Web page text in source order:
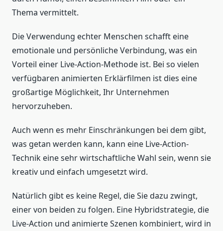
Thema vermittelt.
Die Verwendung echter Menschen schafft eine
emotionale und persönliche Verbindung, was ein
Vorteil einer Live-Action-Methode ist. Bei so vielen
verfügbaren animierten Erklärfilmen ist dies eine
großartige Möglichkeit, Ihr Unternehmen
hervorzuheben.
Auch wenn es mehr Einschränkungen bei dem gibt,
was getan werden kann, kann eine Live-Action-
Technik eine sehr wirtschaftliche Wahl sein, wenn sie
kreativ und einfach umgesetzt wird.
Natürlich gibt es keine Regel, die Sie dazu zwingt,
einer von beiden zu folgen. Eine Hybridstrategie, die
Live-Action und animierte Szenen kombiniert, wird in